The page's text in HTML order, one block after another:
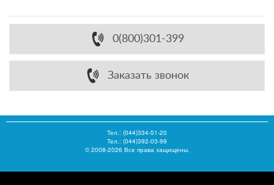
0(800)301-399
Заказать звонок
Тел.: (044)334-51-20
Тел.: (044)392-03-99
© 2008-2026 Все права защищены.